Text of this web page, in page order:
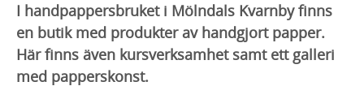
I handpappersbruket i Mölndals Kvarnby finns
en butik med produkter av handgjort papper.
Här finns även kursverksamhet samt ett galleri
med papperskonst.